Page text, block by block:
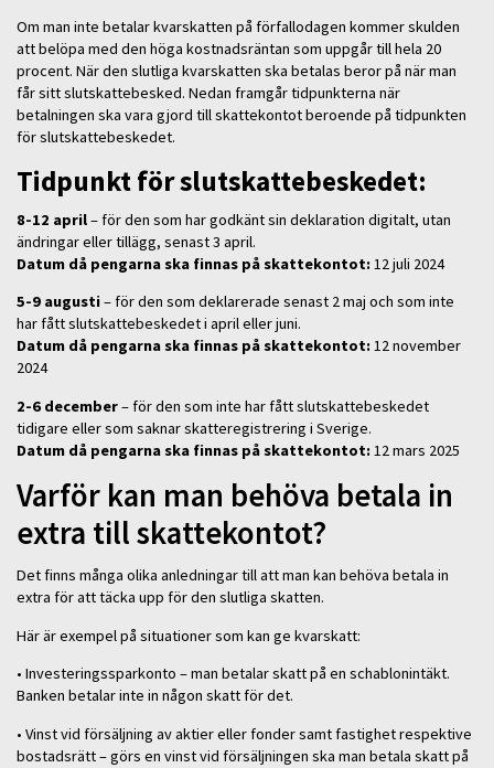
Om man inte betalar kvarskatten på förfallodagen kommer skulden
att belöpa med den höga kostnadsräntan som uppgår till hela 20
procent. När den slutliga kvarskatten ska betalas beror på när man
får sitt slutskattebesked. Nedan framgår tidpunkterna när
betalningen ska vara gjord till skattekontot beroende på tidpunkten
för slutskattebeskedet.
Tidpunkt för slutskattebeskedet:
8-12 april– för den som har godkänt sin deklaration digitalt, utan
ändringar eller tillägg, senast 3 april.
Datum då pengarna ska finnas på skattekontot:12 juli 2024
5-9 augusti– för den som deklarerade senast 2 maj och som inte
har fått slutskattebeskedet i april eller juni.
Datum då pengarna ska finnas på skattekontot:12 november
2024
2-6 december– för den som inte har fått slutskattebeskedet
tidigare eller som saknar skatteregistrering i Sverige.
Datum då pengarna ska finnas på skattekontot: 12 mars 2025
Varför kan man behöva betala in
extra till skattekontot?
Det finns många olika anledningar till att man kan behöva betala in
extra för att täcka upp för den slutliga skatten.
Här är exempel på situationer som kan ge kvarskatt:
• Investeringssparkonto – man betalar skatt på en schablonintäkt.
Banken betalar inte in någon skatt för det.
• Vinst vid försäljning av aktier eller fonder samt fastighet respektive
bostadsrätt – görs en vinst vid försäljningen ska man betala skatt på